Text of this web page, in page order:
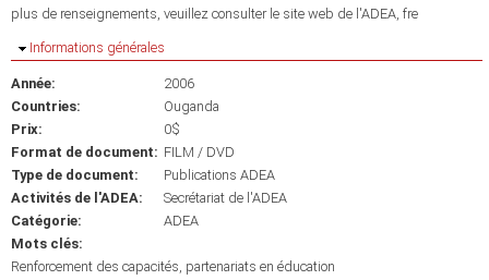
plus de renseignements, veuillez consulter le site web de l'ADEA, fre
Masquer
Informations générales
Année:
2006
Countries:
Ouganda
Prix:
0$
Format de document: FILM / DVD
Type de document:
Publications ADEA
Activités de l'ADEA:
Secrétariat de l'ADEA
Catégorie:
ADEA
Mots clés:
Renforcement des capacités partenariats en éducation